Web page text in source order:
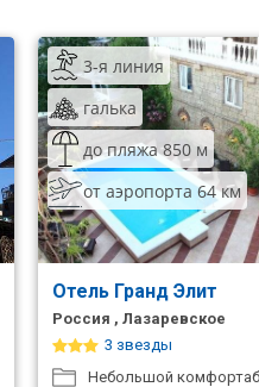
3-я линия
галька
до пляжа 850 м
от аэропорта 64 км
Отель Гранд Элит
Россия , Лазаревское
3 звезды
Небольшой